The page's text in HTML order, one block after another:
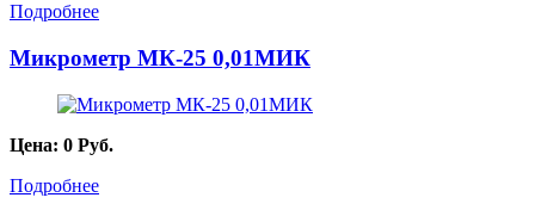
Подробнее
Микрометр МК-25 0,01МИК
Цена: 0 Руб.
Подробнее